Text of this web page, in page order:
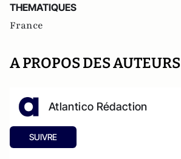
THEMATIQUES
France
A PROPOS DES AUTEURS
Atlantico Rédaction
SUIVRE